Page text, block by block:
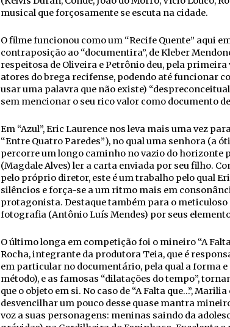
musical que forçosamente se escuta na cidade.
O filme funcionou como um “Recife Quente” aqui
contraposição ao “documentira”, de Kleber
respeitosa de Oliveira e Petrônio deu, pela primeira
atores do brega recifense, podendo até funcionar
usar uma palavra que não existe)
sem mencionar o seu rico valor como documento
Em “Azul”, Eric Laurence nos leva mais uma vez
“Entre Quatro Paredes”), no qual uma senhora (a
percorre um longo caminho no vazio do horizonte
(Magdale Alves) ler a carta enviada por seu filho.
pelo próprio diretor, este é um trabalho pelo qual
silêncios e força-se a um ritmo mais em
protagonista. Destaque também para o
fotografia (Antônio Luís Mendes) por seus
O último longa em competição foi o mineiro “A
Rocha, integrante da produtora Teia, que é
em particular no documentário, pela qual a forma e
método), e as famosas “dilatações do tempo”,
que o objeto em si. No caso de “A Falta que…”,
desvencilhar um pouco desse quase mantra
voz a suas personagens: meninas saindo da